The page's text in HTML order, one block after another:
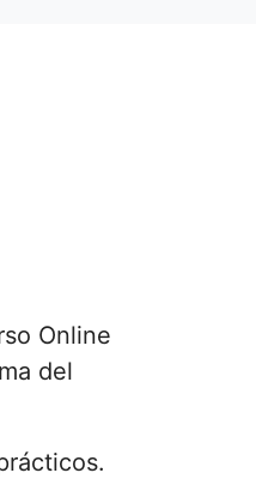
Online
del